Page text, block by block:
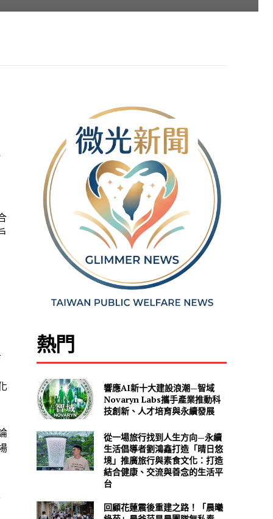
熱門
響應AI新十大建設浪潮—智域
Novaryn Labs攜手產業推動科
技創新、人才培育與永續發展
從一場旅行找到人生方向—永續
生活倡導者劉鴻鑫打造「晴日悠
境」推廣旅行與素食文化：打造
結合健康、交流與善念的生活平
台
回顧花蓮震後重建之路！「晨曦